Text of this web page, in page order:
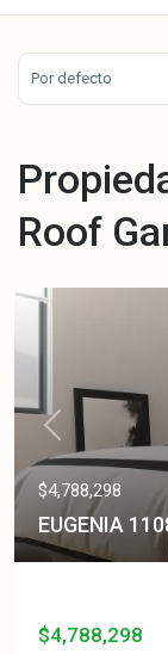
Por defecto
Roof
Previous
$4,788,298
EUGENIA
$4,788,298